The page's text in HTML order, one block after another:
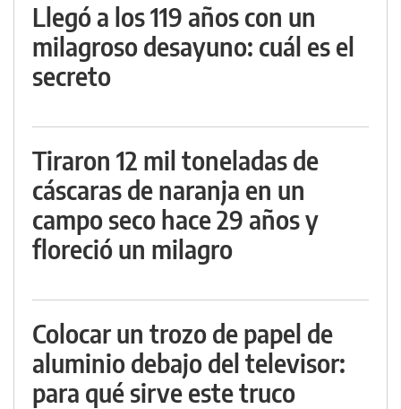
Llegó a los 119 años con un
milagroso desayuno: cuál es el
secreto
Tiraron 12 mil toneladas de
cáscaras de naranja en un
campo seco hace 29 años y
floreció un milagro
Colocar un trozo de papel de
aluminio debajo del televisor:
para qué sirve este truco